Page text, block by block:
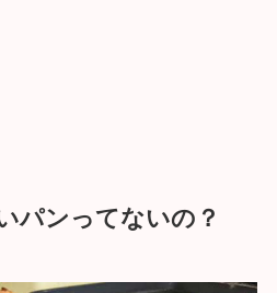
パンってないの？